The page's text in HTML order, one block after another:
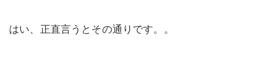
はい、正直言うとその通りです。。